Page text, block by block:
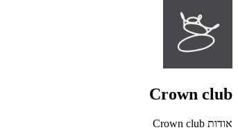
Crown club
אודות Crown club